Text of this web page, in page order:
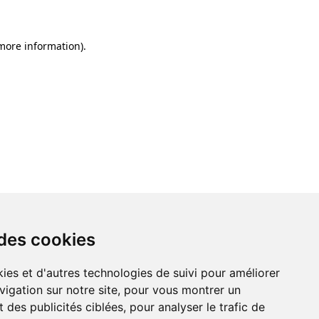
cookies
et d'autres technologies de suivi pour améliorer
sur notre site, pour vous montrer un
des publicités ciblées, pour analyser le trafic de
information).